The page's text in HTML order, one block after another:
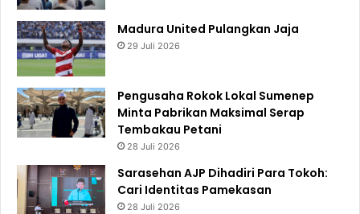
Madura United Pulangkan Jaja
29 Juli 2026
Pengusaha Rokok Lokal Sumenep
Minta Pabrikan Maksimal Serap
Tembakau Petani
28 Juli 2026
Sarasehan AJP Dihadiri Para Tokoh:
Cari Identitas Pamekasan
28 Juli 2026